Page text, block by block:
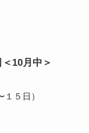
10月中＞
１５日）